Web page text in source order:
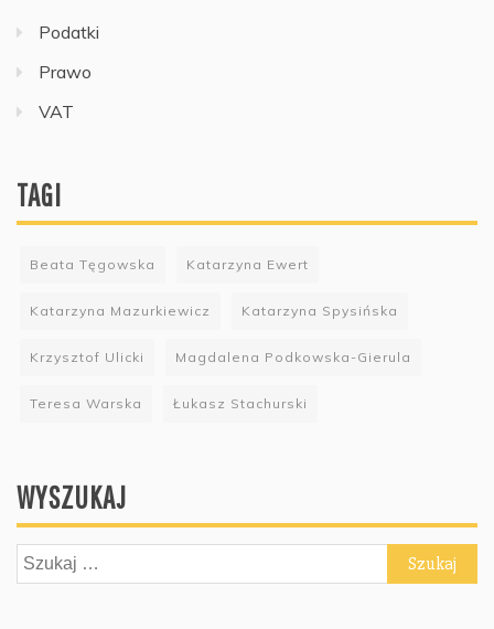
Podatki
Prawo
VAT
TAGI
Beata Tęgowska Katarzyna Ewert
Katarzyna Mazurkiewicz Katarzyna Spysińska
Krzysztof Ulicki Magdalena Podkowska-Gierula
Teresa Warska Łukasz Stachurski
WYSZUKAJ
Szukaj: